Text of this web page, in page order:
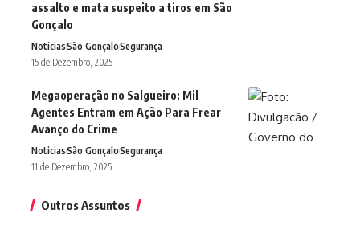
assalto e mata suspeito a tiros em São
Gonçalo
NoticiasSão GonçaloSegurança
15 de Dezembro, 2025
Megaoperação no Salgueiro: Mil
Agentes Entram em Ação Para Frear
Avanço do Crime
NoticiasSão GonçaloSegurança
11 de Dezembro, 2025
Outros Assuntos